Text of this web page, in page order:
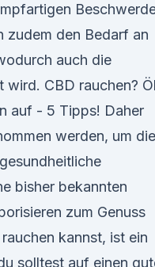
zudem den Bedarf an
auch die
wird. CBD rauchen? Öl
auf - 5 Tipps! Daher
werden, um die
bisher bekannten
zum Genuss
kannst, ist ein
solltest auf einen